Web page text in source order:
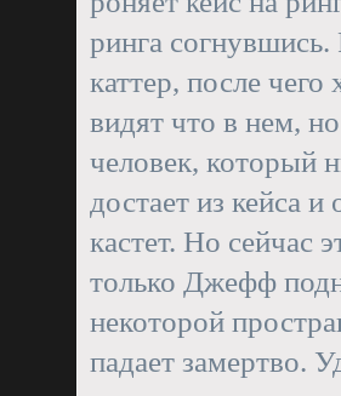
ринга согнувшись.
каттер, после чего
видят что в нем,
человек, который
достает из кейса
кастет. Но сейчас
только Джефф
некоторой
падает замертво.